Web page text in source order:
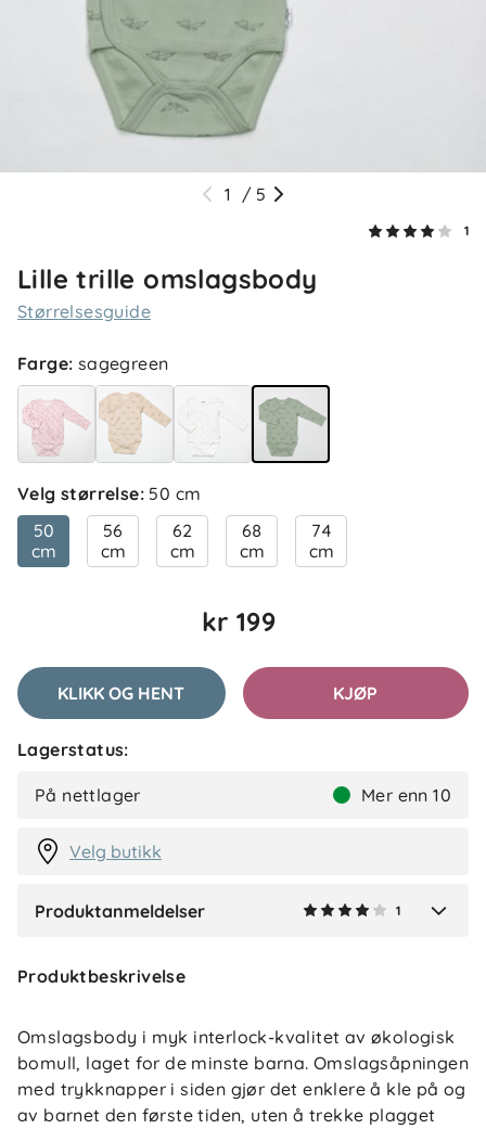
1 / 5
1
Lille trille omslagsbody
Størrelsesguide
Farge: sagegreen
Velg størrelse: 50 cm
50
cm
56
cm
62
cm
68
cm
74
cm
kr 199
KLIKK OG HENT KJØP
Lagerstatus:
På nettlager Mer enn 10
Velg butikk
Produktanmeldelser 1
4.0
5
4
3
2
Anmeldelser (1)
H
Produktbeskrivelse
Omslagsbody i myk interlock-kvalitet av økologisk
bomull, laget for de minste barna. Omslagsåpningen
med trykknapper i siden gjør det enklere å kle på og
av barnet den første tiden, uten å trekke plagget